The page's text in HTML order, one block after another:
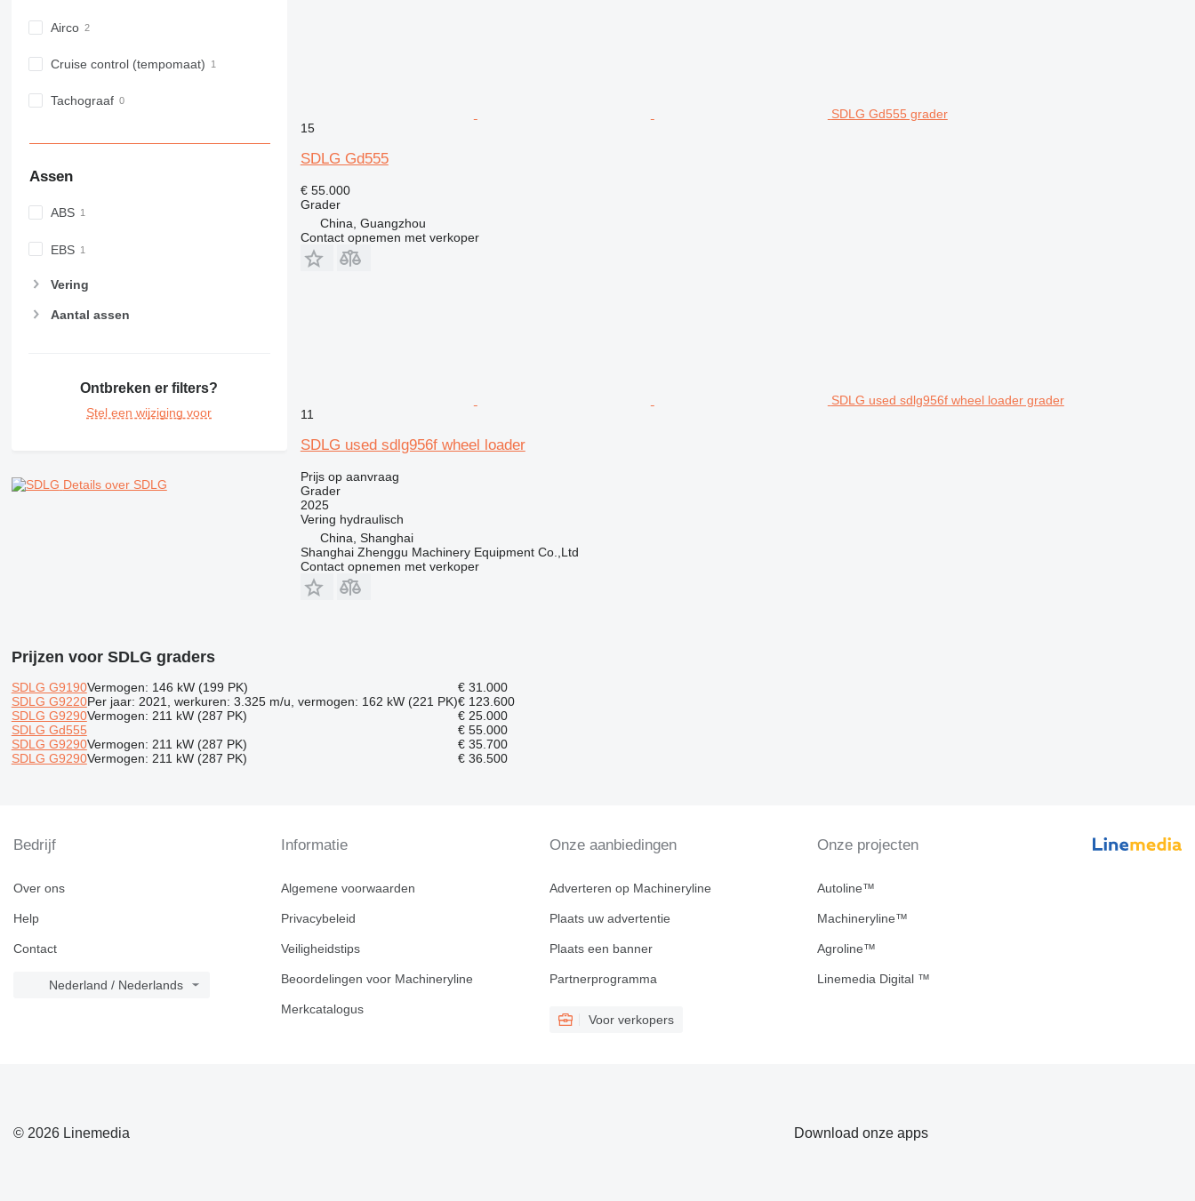
Airco
Cruise control (tempomaat)
Tachograaf
Assen
ABS
EBS
Vering
Aantal assen
Ontbreken er filters?
Stel een wijziging voor
Details over SDLG
SDLG Gd555 grader
15
SDLG Gd555
€ 55.000
Grader
China, Guangzhou
Contact opnemen met verkoper
SDLG used sdlg956f wheel loader grader
11
SDLG used sdlg956f wheel loader
Prijs op aanvraag
Grader
2025
Vering hydraulisch
China, Shanghai
Shanghai Zhenggu Machinery Equipment Co.,Ltd
Contact opnemen met verkoper
Prijzen voor SDLG graders
SDLG G9190Vermogen: 146 kW (199 PK)
€ 31.000
SDLG G9220Per jaar: 2021, werkuren: 3.325 m/u, vermogen: 162 kW (221 PK)€ 123.600
SDLG G9290Vermogen: 211 kW (287 PK)
€ 25.000
SDLG Gd555
€ 55.000
SDLG G9290Vermogen: 211 kW (287 PK)
€ 35.700
SDLG G9290Vermogen: 211 kW (287 PK) € 36.500
Bedrijf
Over ons
Help
Contact
Nederland / Nederlands
Informatie
Algemene voorwaarden
Privacybeleid
Veiligheidstips
Beoordelingen voor Machineryline
Merkcatalogus
Onze aanbiedingen
Adverteren op Machineryline
Plaats uw advertentie
Plaats een banner
Partnerprogramma
Voor verkopers
Onze projecten
Autoline™
Machineryline™
Agroline™
Linemedia Digital ™
© 2026 Linemedia Download onze apps